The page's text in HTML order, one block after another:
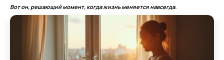
Вот он, решающий момент, когда жизнь меняется навсегда.